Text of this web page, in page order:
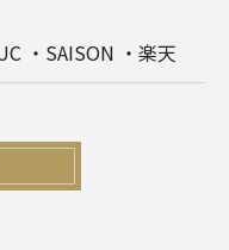
・SAISON ・楽天